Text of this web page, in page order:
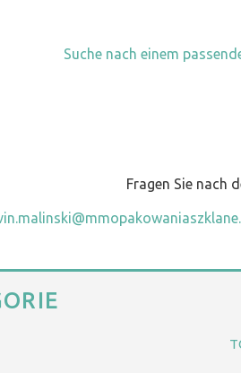
Suche nach einem
Fragen Sie nach